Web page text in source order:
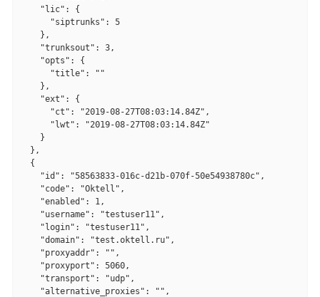
    "lic": {
      "siptrunks": 5
    },
    "trunksout": 3,
    "opts": {
      "title": ""
    },
    "ext": {
      "ct": "2019-08-27T08:03:14.84Z",
      "lwt": "2019-08-27T08:03:14.84Z"
    }
  },
  {
    "id": "58563833-016c-d21b-070f-50e54938780c",
    "code": "Oktell",
    "enabled": 1,
    "username": "testuser11",
    "login": "testuser11",
    "domain": "test.oktell.ru",
    "proxyaddr": "",
    "proxyport": 5060,
    "transport": "udp",
    "alternative_proxies": "",